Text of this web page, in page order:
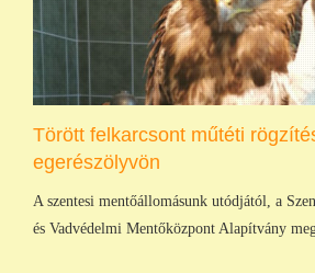
Törött felkarcsont műtéti
egerészölyvön
A szentesi mentőállomásunk utódjától, a
és Vadvédelmi Mentőközpont Alapítvány